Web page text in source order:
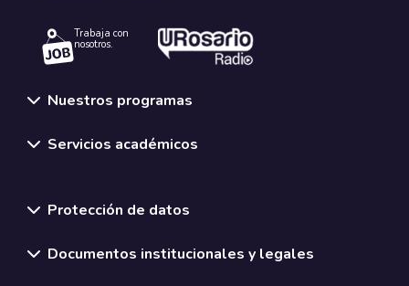
Trabaja con
nosotros.
Nuestros programas
Servicios académicos
Protección de datos
Documentos institucionales y legales